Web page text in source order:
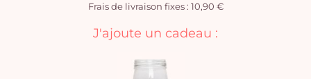
Frais de livraison fixes : 10,90 €
J'ajoute un cadeau :